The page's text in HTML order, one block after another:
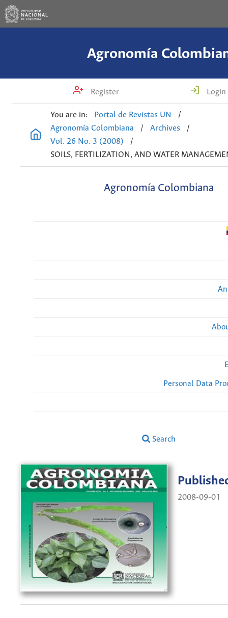
Agronomía
Register Login
You are in: Portal de Revistas UN
/
Agronomía Colombiana
/ Archives
/
Vol. 26 No. 3 (2008)
/
SOILS, FERTILIZATION, AND WATER
Agronomía Colombiana
Personal Data
Search
2008-09-01